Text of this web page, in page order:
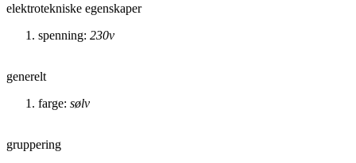
elektrotekniske egenskaper
spenning: 230v
generelt
farge: sølv
gruppering